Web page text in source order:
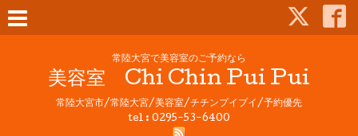
常陸大宮で美容室のご予約なら
美容室 Chi Chin Pui Pui
常陸大宮市/常陸大宮/美容室/チチンプイプイ/予約優先
tel : 0295-53-6400